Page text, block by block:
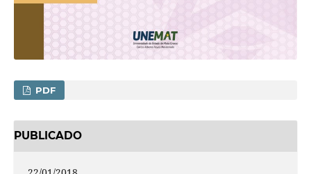
PDF
PUBLICADO